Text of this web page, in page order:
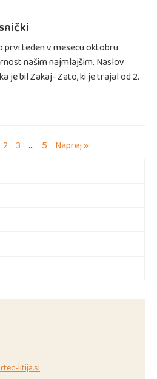
litija.si
prvi teden v mesecu oktobru
našim najmlajšim. Naslov
je bil Zakaj–Zato, ki je trajal od 2.
2 3 … 5 Naprej »